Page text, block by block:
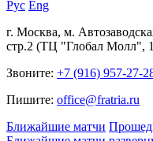
Рус Eng
г. Москва, м.
стр.2 (ТЦ "Глобал Молл",
Звоните: +7 (916) 957-27-
Пишите: office@fratria.ru
Ближайшие матчи